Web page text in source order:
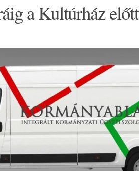
a Kultúrház előtt